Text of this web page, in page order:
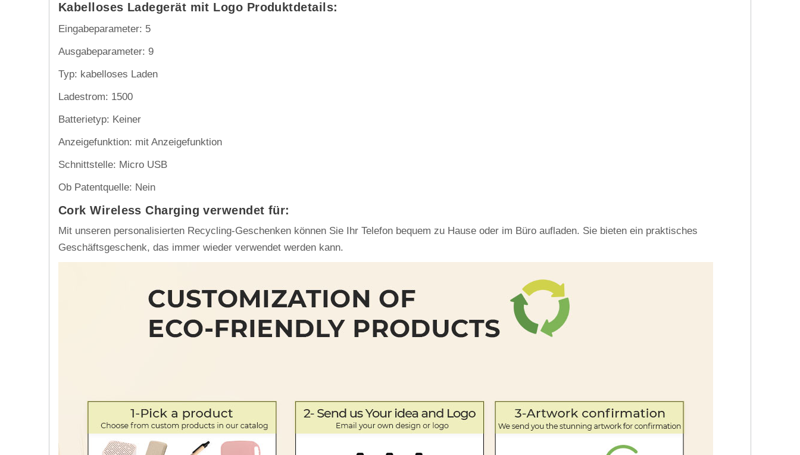
Kabelloses Ladegerät mit Logo Produktdetails:
Eingabeparameter: 5
Ausgabeparameter: 9
Typ: kabelloses Laden
Ladestrom: 1500
Batterietyp: Keiner
Anzeigefunktion: mit Anzeigefunktion
Schnittstelle: Micro USB
Ob Patentquelle: Nein
Cork Wireless Charging verwendet für:
Mit unseren personalisierten Recycling-Geschenken können Sie Ihr Telefon bequem zu Hause oder im Büro aufladen. Sie bieten ein praktisches
Geschäftsgeschenk, das immer wieder verwendet werden kann.